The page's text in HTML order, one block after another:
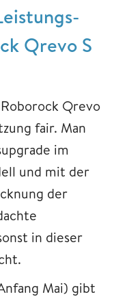
Qrevo S
Qrevo
fair. Man
im
und mit der
der
in dieser
Mai) gibt